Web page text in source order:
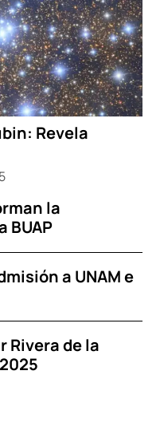
Revela
la
BUAP
a UNAM e
Rivera de la